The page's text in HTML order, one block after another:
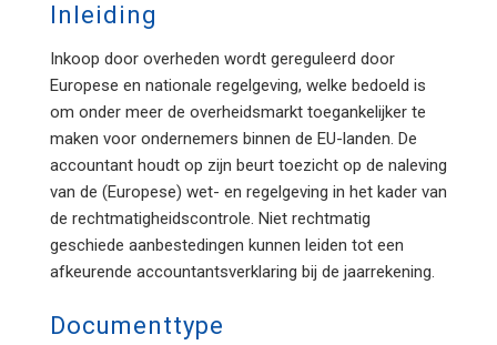
Inleiding
Inkoop door overheden wordt gereguleerd door
Europese en nationale regelgeving, welke bedoeld is
om onder meer de overheidsmarkt toegankelijker te
maken voor ondernemers binnen de EU-landen. De
accountant houdt op zijn beurt toezicht op de naleving
van de (Europese) wet- en regelgeving in het kader van
de rechtmatigheidscontrole. Niet rechtmatig
geschiede aanbestedingen kunnen leiden tot een
afkeurende accountantsverklaring bij de jaarrekening.
Documenttype